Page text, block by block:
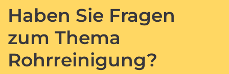
Haben Sie Fragen
zum Thema
Rohrreinigung?